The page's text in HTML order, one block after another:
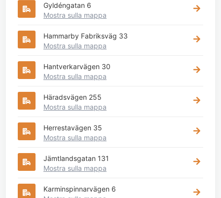
Gyldéngatan 6
Mostra sulla mappa
Hammarby Fabriksväg 33
Mostra sulla mappa
Hantverkarvägen 30
Mostra sulla mappa
Häradsvägen 255
Mostra sulla mappa
Herrestavägen 35
Mostra sulla mappa
Jämtlandsgatan 131
Mostra sulla mappa
Karminspinnarvägen 6